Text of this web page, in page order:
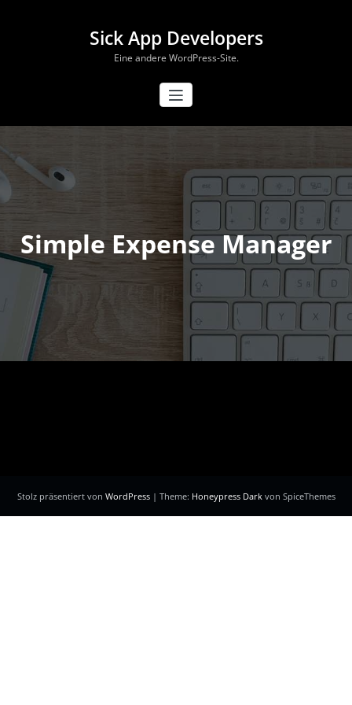
Sick App Developers
Eine andere WordPress-Site.
Simple Expense Manager
Stolz präsentiert von WordPress | Theme: Honeypress Darkvon SpiceThemes